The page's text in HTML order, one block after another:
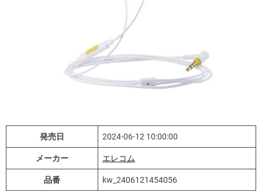
発売日 2024-06-12 10:00:00
メーカー エレコム
品番 kw_2406121454056